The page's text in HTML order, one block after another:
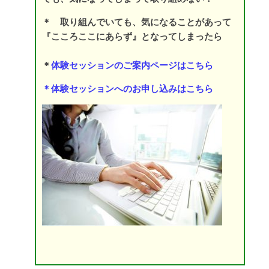
＊ 取り組んでいても、気になることがあって
『こころここにあらず』となってしまったら
＊ 体験セッションのご案内ページはこちら
＊ 体験セッションへのお申し込みはこちら